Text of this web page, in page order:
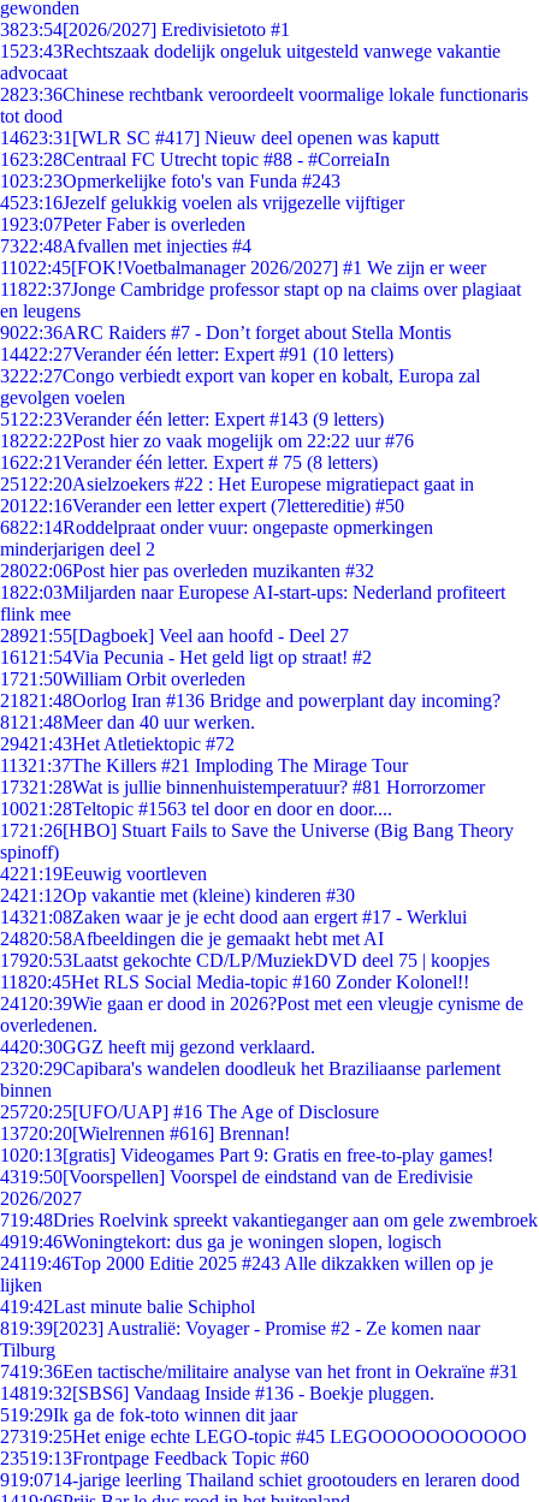
gewonden
3823:54[2026/2027] Eredivisietoto #1
1523:43Rechtszaak dodelijk ongeluk uitgesteld vanwege vakantie
advocaat
2823:36Chinese rechtbank veroordeelt voormalige lokale functionaris
tot dood
14623:31 [WLR SC #417] Nieuw deel openen was kaputt
1623:28Centraal FC Utrecht topic #88 - #CorreiaIn
1023:23Opmerkelijke foto's van Funda #243
4523:16Jezelf gelukkig voelen als vrijgezelle vijftiger
1923:07Peter Faber is overleden
7322:48Afvallen met injecties #4
11022:45[FOK!Voetbalmanager 2026/2027] #1 We zijn er weer
11822:37Jonge Cambridge professor stapt op na claims over plagiaat
en leugens
9022:36ARC Raiders #7 - Don’t forget about Stella Montis
14422:27Verander één letter: Expert #91 (10 letters)
3222:27Congo verbiedt export van koper en kobalt, Europa zal
gevolgen voelen
51 22:23Verander één letter: Expert #143 (9 letters)
18222:22Post hier zo vaak mogelijk om 22:22 uur #76
1622:21Verander één letter. Expert # 75 (8 letters)
251 22:20Asielzoekers #22 : Het Europese migratiepact gaat in
201 22:16Verander een letter expert (7lettereditie) #50
6822:14Roddelpraat onder vuur: ongepaste opmerkingen
minderjarigen deel 2
28022:06Post hier pas overleden muzikanten #32
1822:03Miljarden naar Europese AI-start-ups: Nederland profiteert
flink mee
28921:55[Dagboek] Veel aan hoofd - Deel 27
161 21:54Via Pecunia - Het geld ligt op straat! #2
1721:50William Orbit overleden
21821:48Oorlog Iran #136 Bridge and powerplant day incoming?
81 21:48Meer dan 40 uur werken.
29421:43Het Atletiektopic #72
11321:37The Killers #21 Imploding The Mirage Tour
17321:28Wat is jullie binnenhuistemperatuur? #81 Horrorzomer
10021:28Teltopic #1563 tel door en door en door....
1721:26[HBO] Stuart Fails to Save the Universe (Big Bang Theory
spinoff)
4221:19Eeuwig voortleven
2421:12Op vakantie met (kleine) kinderen #30
14321:08Zaken waar je je echt dood aan ergert #17 - Werklui
24820:58Afbeeldingen die je gemaakt hebt met AI
17920:53Laatst gekochte CD/LP/MuziekDVD deel 75 | koopjes
11820:45Het RLS Social Media-topic #160 Zonder Kolonel!!
241 20:39Wie gaan er dood in 2026?Post met een vleugje cynisme de
overledenen.
4420:30GGZ heeft mij gezond verklaard.
2320:29Capibara's wandelen doodleuk het Braziliaanse parlement
binnen
25720:25[UFO/UAP] #16 The Age of Disclosure
13720:20[Wielrennen #616] Brennan!
1020:13[gratis] Videogames Part 9: Gratis en free-to-play games!
4319:50[Voorspellen] Voorspel de eindstand van de Eredivisie
2026/2027
719:48Dries Roelvink spreekt vakantieganger aan om gele zwembroek
4919:46Woningtekort: dus ga je woningen slopen, logisch
24119:46Top 2000 Editie 2025 #243 Alle dikzakken willen op je
lijken
419:42Last minute balie Schiphol
819:39[2023] Australië: Voyager - Promise #2 - Ze komen naar
Tilburg
7419:36Een tactische/militaire analyse van het front in Oekraïne #31
14819:32[SBS6] Vandaag Inside #136 - Boekje pluggen.
519:29Ik ga de fok-toto winnen dit jaar
27319:25Het enige echte LEGO-topic #45 LEGOOOOOOOOOOO
23519:13Frontpage Feedback Topic #60
919:0714-jarige leerling Thailand schiet grootouders en leraren dood